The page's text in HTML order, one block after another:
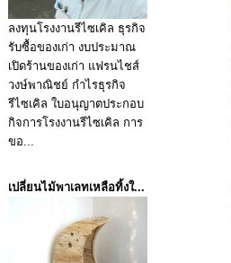
ลงทุนโรงงานรีไซเคิล ธุรกิจ
รับซื้อของเก่า งบประมาณ
เปิดร้านของเก่า แฟรนไชส์
วงษ์พาณิชย์ กำไรธุรกิจ
รีไซเคิล ใบอนุญาตประกอบ
กิจการโรงงานรีไซเคิล การ
ขอ...
เปลี่ยนไม้พาเลทเหลือทิ้งใ...